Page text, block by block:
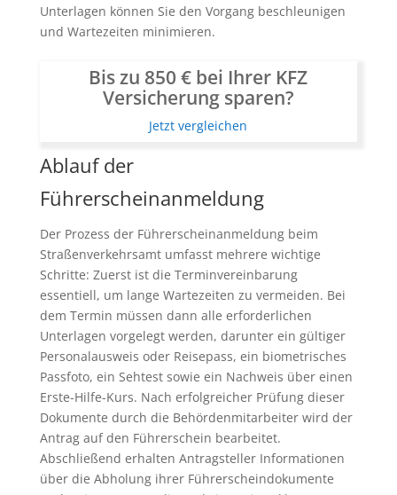
Unterlagen können Sie den Vorgang beschleunigen
und Wartezeiten minimieren.
Bis zu 850 € bei Ihrer KFZ
Versicherung sparen?
Jetzt vergleichen
Ablauf der
Führerscheinanmeldung
Der Prozess der Führerscheinanmeldung beim
Straßenverkehrsamt umfasst mehrere wichtige
Schritte: Zuerst ist die Terminvereinbarung
essentiell, um lange Wartezeiten zu vermeiden. Bei
dem Termin müssen dann alle erforderlichen
Unterlagen vorgelegt werden, darunter ein gültiger
Personalausweis oder Reisepass, ein biometrisches
Passfoto, ein Sehtest sowie ein Nachweis über einen
Erste-Hilfe-Kurs. Nach erfolgreicher Prüfung dieser
Dokumente durch die Behördenmitarbeiter wird der
Antrag auf den Führerschein bearbeitet.
Abschließend erhalten Antragsteller Informationen
über die Abholung ihrer Führerscheindokumente